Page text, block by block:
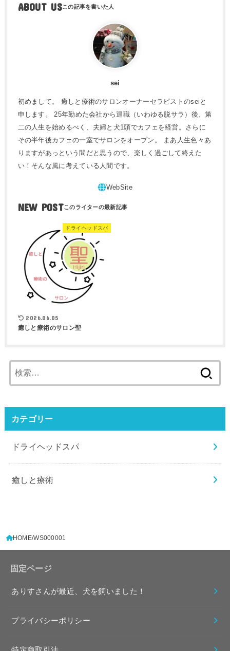
ABOUT US
sei
初めまして。 癒しと療術のサロンオーナーセラピストのseiと
申します。 25年勤めた会社から退職（いわゆる脱サラ）後、第
二の人生を始めるべく、夫婦と犬1頭でカフェを経営。さらに
その半年後カフェの一室でサロンをオープン。 まあ人生色々あ
りますがあっという間だと思うので、楽しく過ごして終えた
い！そんな風に考えている人間です。
NEW POST
ドライヘッドスパ
2026.06.05
癒しと療術のサロン聖
索:
カテゴリー
ドライヘッドスパ
癒しと療術
HOME WS000001
固定ページ
ありすさんが最近、犬を飼いました！
プライバシーポリシー